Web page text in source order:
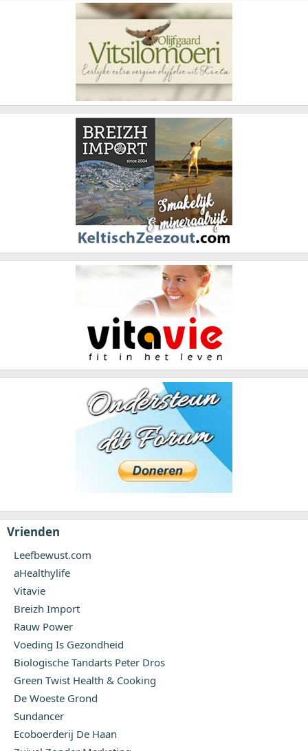
Vrienden
Leefbewust.com
aHealthylife
Vitavie
Breizh Import
Rauw Power
Voeding Is Gezondheid
Biologische Tandarts Peter Dros
Green Twist Health & Cooking
De Woeste Grond
Sundancer
Ecoboerderij De Haan